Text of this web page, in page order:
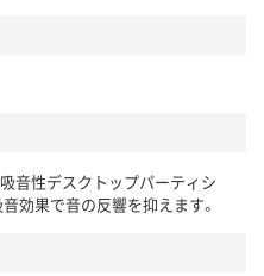
吸音性デスクトップパーティシ
効果で音の反響を抑えます。